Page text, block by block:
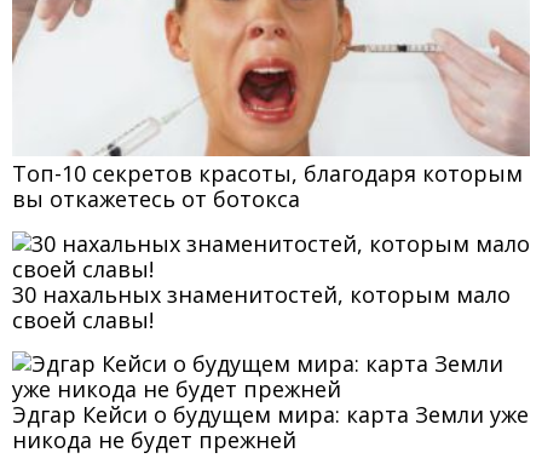
Топ-10 секретов красоты, благодаря которым
вы откажетесь от ботокса
30 нахальных знаменитостей, которым мало
своей славы!
Эдгар Кейси о будущем мира: карта Земли уже
никода не будет прежней